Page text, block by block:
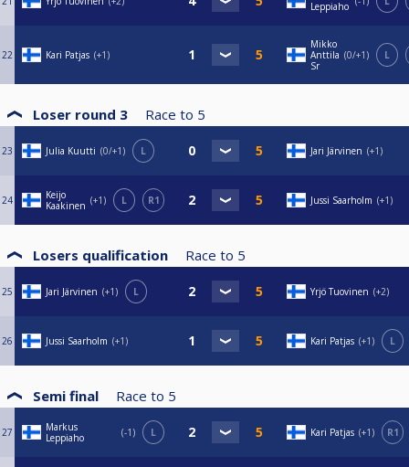
Leppiaho
22 Kari Patjas +1
Mikko
Anttila
Sr
0/+1 L
Loser round 3 Race to 5
23 Julia Kuutti 0/+1 L Jari Järvinen +1
24
Keijo
Kaakinen
+1 L R1 Jussi Saarholm +1
Losers qualification Race to 5
25 Jari Järvinen +1 L Yrjö Tuovinen +2
26 Jussi Saarholm +1 Kari Patjas +1 L
Semi final Race to 5
27
Markus
Leppiaho
-1 L Kari Patjas +1 R1